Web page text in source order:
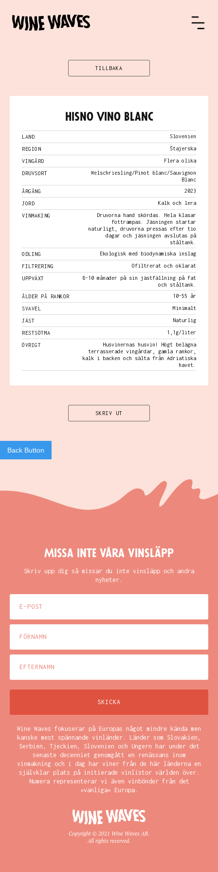
TILLBAKA
Hisno Vino Blanc
LAND Slovenien
REGION Štajerska
VINGÅRD Flera olika
DRUVSORT
Welschriesling/Pinot blanc/Sauvignon
Blanc
ÅRGÅNG
2023
JORD Kalk och lera
VINMAKING
Druvorna hand skördas. Hela klasar
fottrampas. Jäsningen startar
naturligt, druvorna pressas efter tio
dagar och jäsningen avslutas på
ståltank.
ODLING
Ekologisk med biodynamiska inslag
FILTRERING Ofiltrerat och oklarat
UPPVÄXT
8-10 månader på sin jästfällning på fat
och ståltank.
ÅLDER PÅ RANKOR
10-55 år
SVAVEL Minimalt
JÄST Naturlig
RESTSÖTMA 1,1g/liter
ÖVRIGT
Husvinernas husvin! Högt belägna
terrasserade vingårdar, gamla rankor,
kalk i backen och sälta från Adriatiska
havet.
SKRIV UT
Back Button
Missa inte våra vinsläpp
Skriv upp dig så missar du inte vinsläpp och andra
nyheter.
Wine Waves fokuserar på Europas något mindre kända men
kanske mest spännande vinländer. Länder som Slovakien,
Serbien, Tjeckien, Slovenien och Ungern har under det
senaste decenniet genomgått en renässans inom
vinmakning och i dag har viner från de här länderna en
självklar plats på initierade vinlistor världen över.
Numera representerar vi även vinbönder från det
»vanliga« Europa.
Copyright © 2021 Wine Waves AB.
All rights reserved.